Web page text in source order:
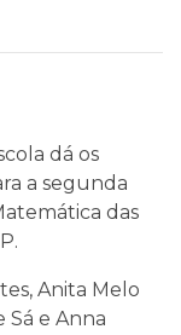
dá os
a segunda
das
Anita Melo
Sá e Anna